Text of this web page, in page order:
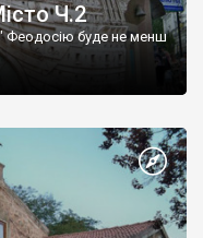
Ч.2
Феодосію буде не менш